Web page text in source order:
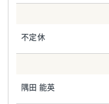
不定休
隅田 能英